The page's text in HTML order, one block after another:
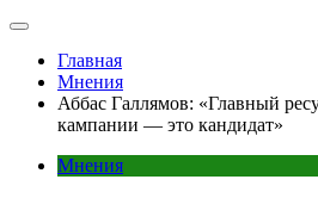
Главная
Мнения
Аббас Галлямов: «Главный
кампании — это кандидат»
Мнения